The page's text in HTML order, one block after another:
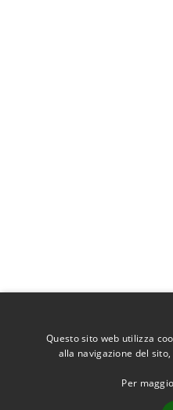
Questo sito web utilizza
alla navigazione del
Per